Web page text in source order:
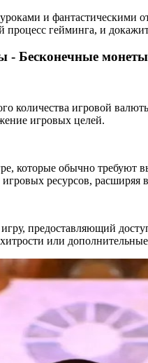
и
процесс гейминга, и
- Бесконечные монеты
количества игровой
игровых целей.
которые обычно
ресурсов, расширяя
предоставляющий
или